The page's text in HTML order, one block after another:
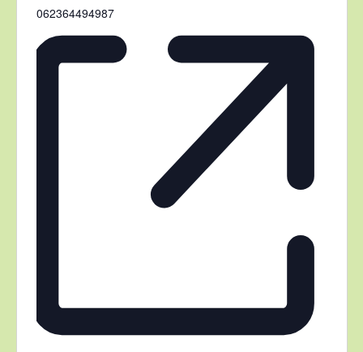
Telefon
062364494987